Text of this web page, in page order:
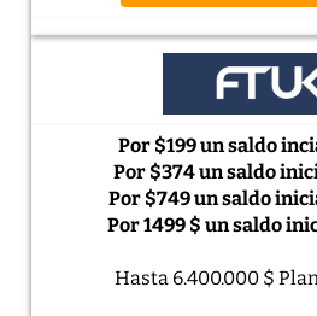
Por $199 un saldo
Por $374 un saldo
Por $749 un saldo
Por 1499 $ un saldo
Hasta 6.400.000 $